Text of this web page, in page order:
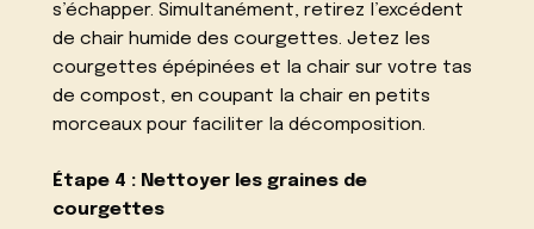
s’échapper. Simultanément, retirez l’excédent
de chair humide des courgettes. Jetez les
courgettes épépinées et la chair sur votre tas
de compost, en coupant la chair en petits
morceaux pour faciliter la décomposition.
Étape 4 : Nettoyer les graines de
courgettes